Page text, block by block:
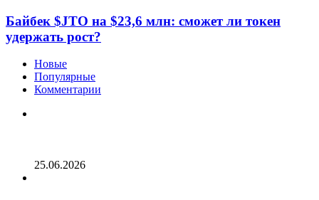
убытков,
признал,
что
ошибался
насчет
Ethereum
(ETH)!
на
$23,6
млн:
токен
удержать
Байбек $JTO на $23,6 млн: сможет ли токен
удержать рост?
Новые
Популярные
Комментарии
25.06.2026